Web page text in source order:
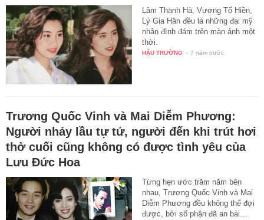
Lâm Thanh Hà, Vương Tổ Hiền,
Lý Gia Hân đều là những đại mỹ
nhân đình đám trên màn ảnh một
thời.
HẬU TRƯỜNG - 7 năm trước
Trương Quốc Vinh và Mai Diễm Phương:
Người nhảy lầu tự tử, người đến khi trút hơi
thở cuối cũng không có được tình yêu của
Lưu Đức Hoa
Từng hẹn ước trăm năm bên
nhau, Trương Quốc Vinh và Mai
Diễm Phương đều không thể đợi
được, bởi số phận đã an bài…